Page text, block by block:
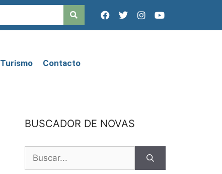
Turismo Contacto
BUSCADOR DE NOVAS